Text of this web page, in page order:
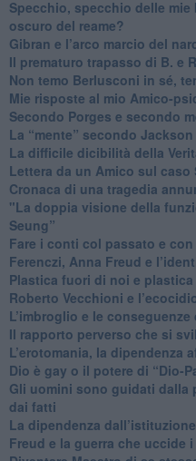
​Specchio, specchio delle
oscuro del reame?
​Gibran e l’arco marcio del
​Il prematuro trapasso di B. e
​Non temo Berlusconi in sé,
​Mie risposte al mio Amico-
​Secondo Porges e secondo
​La “mente” secondo
La difficile dicibilità della
​Lettera da un Amico sul caso
​Cronaca di una tragedia
"​La doppia visione della
Seung”
​Fare i conti col passato e con
​Ferenczi, Anna Freud e
Plastica fuori di noi e
​Roberto Vecchioni e
​L’imbroglio e le
​Il rapporto perverso che si
L’erotomania, la dipendenza
​Dio è gay o il potere di “Dio-
​Gli uomini sono guidati dalla
dai fatti
La dipendenza
​Freud e la guerra che uccide